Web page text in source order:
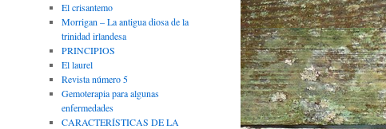
El crisantemo
Morrigan – La antigua diosa de la
trinidad irlandesa
PRINCIPIOS
El laurel
Revista número 5
Gemoterapia para algunas
enfermedades
CARACTERÍSTICAS DE LA